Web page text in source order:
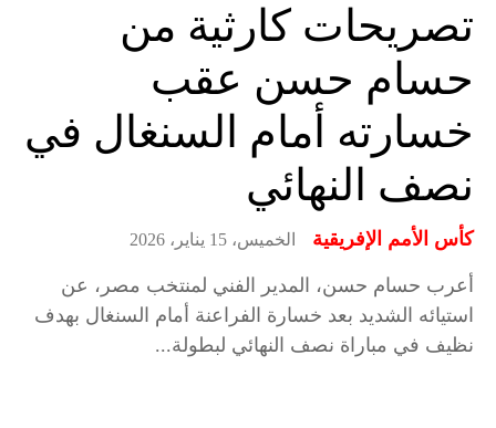
تصريحات كارثية من
حسام حسن عقب
خسارته أمام السنغال في
نصف النهائي
كأس الأمم الإفريقية الخميس، 15 يناير، 2026
أعرب حسام حسن، المدير الفني لمنتخب مصر، عن
استيائه الشديد بعد خسارة الفراعنة أمام السنغال بهدف
نظيف في مباراة نصف النهائي لبطولة...